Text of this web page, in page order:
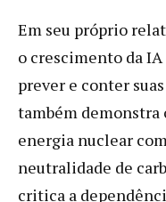
Em seu próprio
o crescimento da
prever e conter
também
energia nuclear
neutralidade de
critica a